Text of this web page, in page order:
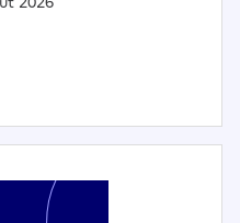
- AGENTE